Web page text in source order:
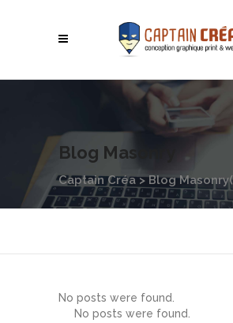
Blog Masonry
Captain Créa>Blog Masonry
No posts were found.
No posts were found.